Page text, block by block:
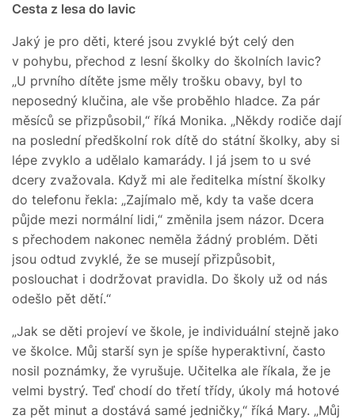
Cesta z lesa do lavic
Jaký je pro děti, které jsou zvyklé být celý den
v pohybu, přechod z lesní školky do školních lavic?
„U prvního dítěte jsme měly trošku obavy, byl to
neposedný klučina, ale vše proběhlo hladce. Za pár
měsíců se přizpůsobil,“ říká Monika. „Někdy rodiče dají
na poslední předškolní rok dítě do státní školky, aby si
lépe zvyklo a udělalo kamarády. I já jsem to u své
dcery zvažovala. Když mi ale ředitelka místní školky
do telefonu řekla: „Zajímalo mě, kdy ta vaše dcera
půjde mezi normální lidi,“ změnila jsem názor. Dcera
s přechodem nakonec neměla žádný problém. Děti
jsou odtud zvyklé, že se musejí přizpůsobit,
poslouchat i dodržovat pravidla. Do školy už od nás
odešlo pět dětí.“
„Jak se děti projeví ve škole, je individuální stejně jako
ve školce. Můj starší syn je spíše hyperaktivní, často
nosil poznámky, že vyrušuje. Učitelka ale říkala, že je
velmi bystrý. Teď chodí do třetí třídy, úkoly má hotové
za pět minut a dostává samé jedničky,“ říká Mary. „Můj